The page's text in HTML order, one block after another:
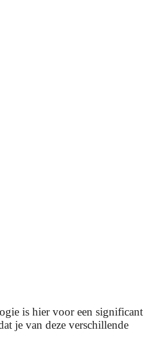
is hier voor een significant
je van deze verschillende